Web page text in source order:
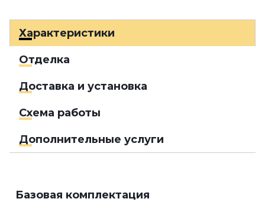
Характеристики
Отделка
Доставка и установка
Схема работы
Дополнительные услуги
Базовая комплектация